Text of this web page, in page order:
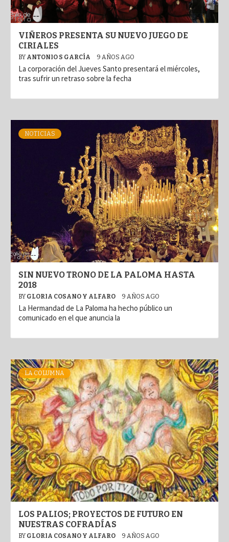
VIÑEROS PRESENTA SU NUEVO JUEGO DE
CIRIALES
BY ANTONIO S GARCÍA 9 AÑOS AGO
La corporación del Jueves Santo presentará el miércoles,
tras sufrir un retraso sobre la fecha
NOTICIAS
SIN NUEVO TRONO DE LA PALOMA HASTA
2018
BY GLORIA COSANO Y ALFARO 9 AÑOS AGO
La Hermandad de La Paloma ha hecho público un
comunicado en el que anuncia la
LA COLUMNA
LOS PALIOS; PROYECTOS DE FUTURO EN
NUESTRAS COFRADÍAS
BY GLORIA COSANO Y ALFARO 9 AÑOS AGO